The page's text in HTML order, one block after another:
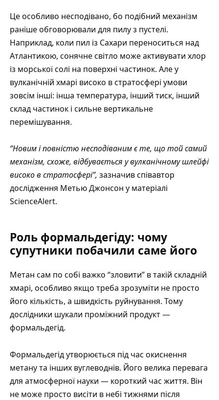
Це особливо несподівано, бо подібний механізм
раніше обговорювали для пилу з пустелі.
Наприклад, коли пил із Сахари переноситься над
Атлантикою, сонячне світло може активувати хлор
із морської солі на поверхні частинок. Але у
вулканічній хмарі високо в стратосфері умови
зовсім інші: інша температура, інший тиск, інший
склад частинок і сильне вертикальне
перемішування.
“Новим і повністю несподіваним є те, що той самий
механізм, схоже, відбувається у вулканічному шлейфі
високо в стратосфері”, зазначив співавтор
дослідження Метью Джонсон у матеріалі
ScienceAlert.
Роль формальдегіду: чому
супутники побачили саме його
Метан сам по собі важко “зловити” в такій складній
хмарі, особливо якщо треба зрозуміти не просто
його кількість, а швидкість руйнування. Тому
дослідники шукали проміжний продукт —
формальдегід.
Формальдегідутворюється під час окиснення
метану та інших вуглеводнів. Його велика перевага
для атмосферної науки — короткий час життя. Він
не може просто висіти в небі тижнями після